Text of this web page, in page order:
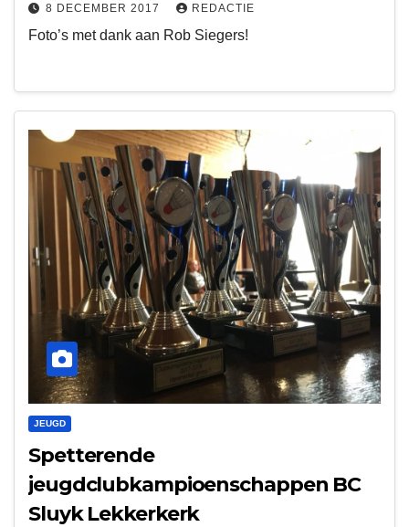
8 DECEMBER 2017 REDACTIE
Foto’s met dank aan Rob Siegers!
JEUGD
Spetterende
jeugdclubkampioenschappen BC
Sluyk Lekkerkerk